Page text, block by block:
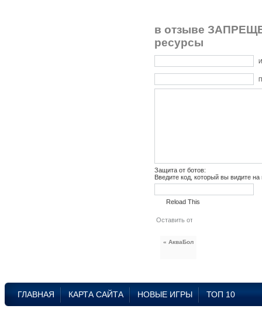
в отзыве
ресурсы
Защита от ботов:
Введите код, который вы видите
Reload This
« АкваБол
ГЛАВНАЯ КАРТА САЙТА НОВЫЕ ИГРЫ ТОП 10